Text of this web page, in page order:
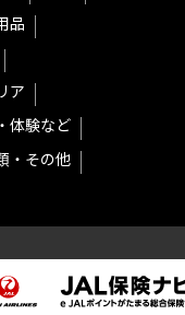
品
ア
体験など
・その他